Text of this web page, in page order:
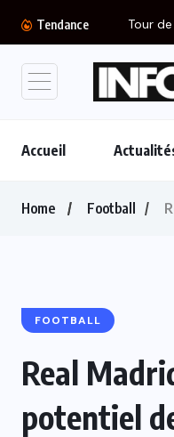
Tendance
Accueil
Home Football
FOOTBALL
Real
potentiel